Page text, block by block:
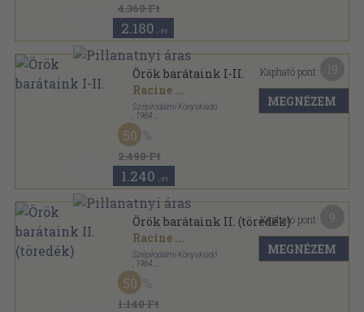
4.360 Ft
2.180 ,-Ft
Örök barátaink I-II.
Racine ...
Szépirodalmi Könyvkiadó
1964
Vászon
2.490 Ft
50
1.240 ,-Ft
Kapható pont:
MEGNÉZEM
Örök barátaink II. (töredék)
Racine ...
Szépirodalmi Könyvkiadó
1964
Vászon
1.140 Ft
50
Kapható pont:
MEGNÉZEM